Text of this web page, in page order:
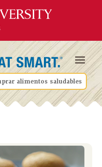
alimentos saludables